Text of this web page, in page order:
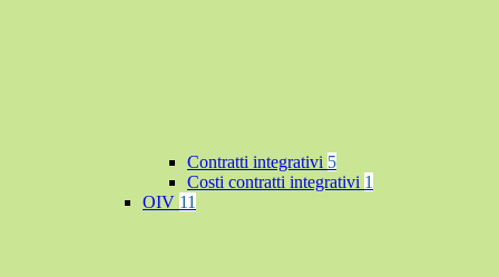
Contratti integrativi 5
Costi contratti integrativi 1
OIV 11